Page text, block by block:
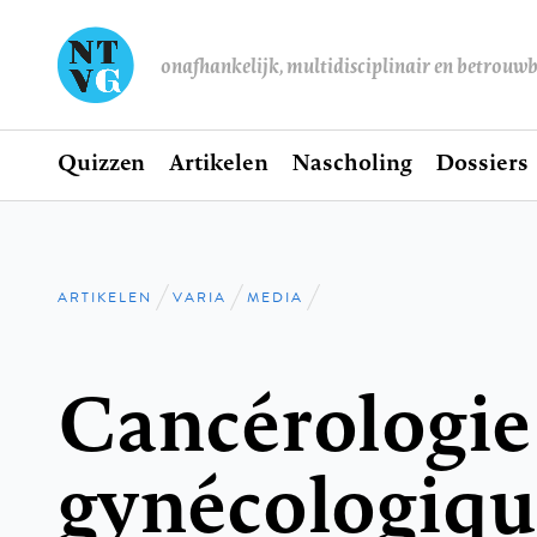
onafhankelijk, multidisciplinair en
Hoofdnavigatie
Home
Quizzen Artikelen Nascholing Dossiers
Kruimelpad
ARTIKELEN VARIA MEDIA
Cancérologie